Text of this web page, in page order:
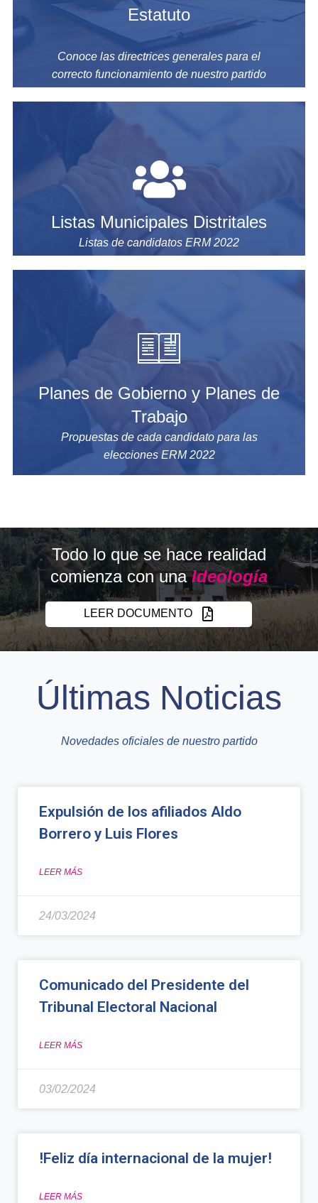
Estatuto
Conoce las directrices generales para el
correcto funcionamiento de nuestro partido
Listas Municipales Distritales
Listas de candidatos ERM 2022
Planes de Gobierno y Planes de
Trabajo
Propuestas de cada candidato para las
elecciones ERM 2022
Todo lo que se hace realidad
comienza con unaIdeología
LEER DOCUMENTO
Últimas Noticias
Novedades oficiales de nuestro partido
Expulsión de los afiliados Aldo
Borrero y Luis Flores
LEER MÁS
24/03/2024
Comunicado del Presidente del
Tribunal Electoral Nacional
LEER MÁS
03/02/2024
!Feliz día internacional de la mujer!
LEER MÁS